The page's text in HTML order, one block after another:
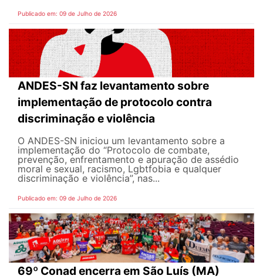
Publicado em: 09 de Julho de 2026
ANDES-SN faz levantamento sobre
implementação de protocolo contra
discriminação e violência
O ANDES-SN iniciou um levantamento sobre a
implementação do “Protocolo de combate,
prevenção, enfrentamento e apuração de assédio
moral e sexual, racismo, Lgbtfobia e qualquer
discriminação e violência”, nas...
Publicado em: 09 de Julho de 2026
69º Conad encerra em São Luís (MA)